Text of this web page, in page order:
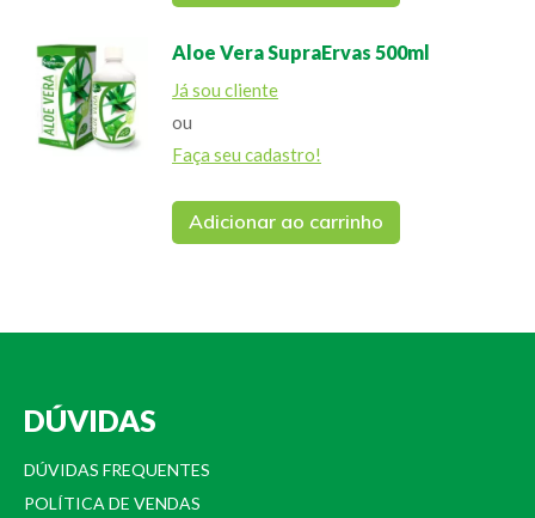
Aloe Vera SupraErvas 500ml
Já sou cliente
ou
Faça seu cadastro!
Adicionar ao carrinho
DÚVIDAS
DÚVIDAS FREQUENTES
POLÍTICA DE VENDAS